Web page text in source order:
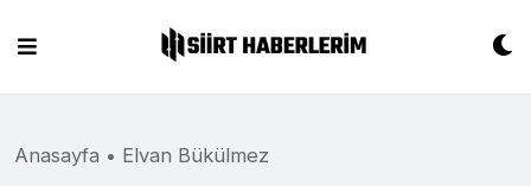
content
Anasayfa • Elvan Bükülmez